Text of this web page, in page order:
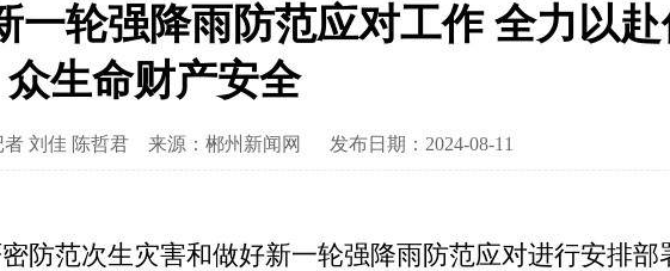
一轮强降雨防范应对工作 全力以
众生命财产安全
刘佳 陈哲君 来源：郴州新闻网 发布日期：2024-08-11
防范次生灾害和做好新一轮强降雨防范应对进行安排部